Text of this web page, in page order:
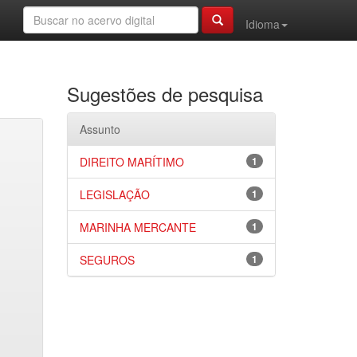
Idioma
Sugestões de pesquisa
Assunto
1
DIREITO MARÍTIMO
1
LEGISLAÇÃO
1
MARINHA MERCANTE
1
SEGUROS